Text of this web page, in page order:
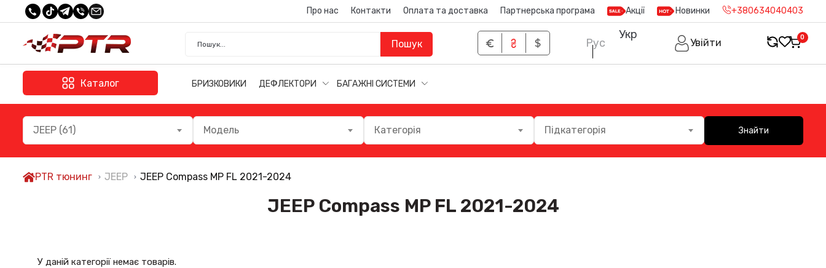
Про нас Контакти Оплата та доставка Партнерська програма Акції Новинки +380634040403
Пошук Рус
Укр
Увійти 0
Каталог БРИЗКОВИКИ ДЕФЛЕКТОРИ БАГАЖНІ СИСТЕМИ
JEEP (61) Модель Категорія Підкатегорія Знайти
PTR тюнинг JEEP JEEP Compass MP FL 2021-2024
JEEP Compass MP FL 2021-2024
У даній категорії немає товарів.